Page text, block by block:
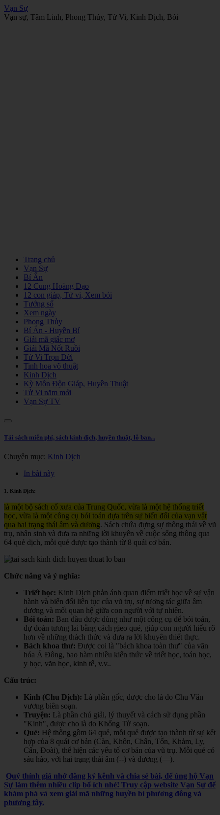
Vạn Sự
Vạn sự, Tâm Linh, Phong Thủy, Tử Vi, Kinh Dịch, Bói
Trang chủ
Vạn Sự
Bí Ẩn
12 Cung Hoàng Đạo
12 con giáp, Tử vi, Xem bói
Tướng số
Xem ngày
Phong Thủy
Bí Ẩn - Huyền Bí
Giải mã giấc mơ
Giải Mã Nốt Ruồi
Tử Vi Trọn Đời
Tinh hoa võ thuật
Kinh Dịch
Kỳ Môn Độn Giáp, Huyền Thuật
Tử Vi năm mới
Vạn Sự TV
Tải sách miễn phí, sách kinh dịch, huyền thuật, lỗ ban...
Chuyên mục: Kinh Dịch
In bài này
1. Kinh Dịch:
là một bộ sách cổ xưa của Trung Quốc, vừa là một hệ thống triết
học, vừa là một công cụ bói toán dựa trên sự biến đổi của vạn vật
qua hai trạng thái âm và dương. Sách chứa đựng sự thông thái về vũ
trụ, nhân sinh và đưa ra những lời khuyên về cuộc sống thông qua
64 quẻ dịch, mỗi quẻ được tạo thành từ 8 quái cơ bản.
Chức năng và ý nghĩa:
Triết học: Kinh Dịch phản ánh quan điểm triết học về sự vận
hành và biến đổi liên tục của vũ trụ, sự tương tác giữa âm
dương và mối quan hệ giữa con người với tự nhiên.
Bói toán: Ban đầu được dùng như một công cụ để bói toán,
dự đoán tương lai bằng cách gieo quẻ, giúp con người hiểu rõ
hơn về những thách thức và đưa ra lời khuyên thiết thực.
Bách khoa thư: Được coi là "bách khoa toàn thư" của văn
hóa Á Đông, bao hàm nhiều kiến thức về triết học, toán học,
y học, văn học, kinh tế, v.v..
Cấu trúc:
Kinh (Chu Dịch): Là phần gốc, được cho là do Chu Văn
vương biên soạn.
Truyện: Là phần chú giải, lý thuyết và cách sử dụng phần
"Kinh", được cho là do Khổng Tử soạn.
Quẻ: Hệ thống gồm 64 quẻ, mỗi quẻ được tạo thành từ sự kết
hợp của 8 quái cơ bản (Càn, Khôn, Chấn, Tốn, Khảm, Ly,
Cấn, Đoài), thể hiện các yếu tố cơ bản của vũ trụ. Mỗi quẻ có
sáu hào, với hai trạng thái âm (--) và dương (—).
Quý thính giả nhớ đăng ký kênh và chia sẻ bài, để ủng hộ Vạn
Sự làm thêm nhiều clip bổ ích nhé! Truy cập website Vạn Sự để
khám phá và xem giải mã những huyền bí phương đông và
phương tây.